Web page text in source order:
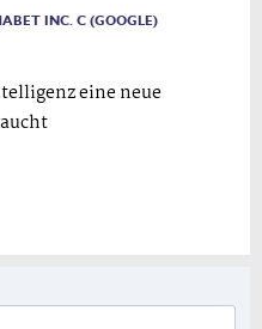
INC. C (GOOGLE)
eine neue